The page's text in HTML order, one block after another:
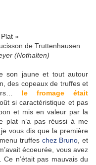
»
de Truttenhausen
(Nothalten)
son jaune et tout autour
des copeaux de truffes et
le fromage était
si caractéristique et pas
et mis en valeur par la
plat n’a pas réussi à me
vous dis que la première
truffes chez Bruno , et
écoeurée, vous avez
n’était pas mauvais du